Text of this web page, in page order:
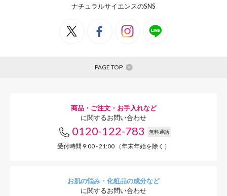
さらに、肌の柔らかさも
ナチュラルサイエンスのSNS
PAGE TOP
商品・ご注文・お手入れなど
に関するお問い合わせ
0120-122-783 無料通話
受付時間 9:00 - 21:00 （年末年始を除く）
お肌の悩み・化粧品の成分など
に関するお問い合わせ